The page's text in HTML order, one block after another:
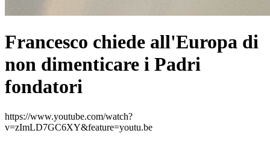
Francesco chiede all'Europa di
non dimenticare i Padri
fondatori
https://www.youtube.com/watch?
v=zImLD7GC6XY&feature=youtu.be